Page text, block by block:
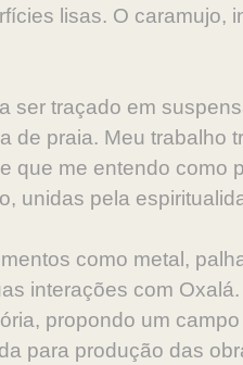
lisas. O caramujo,
ser traçado em
praia. Meu trabalho
que me entendo como
unidas pela
como metal,
interações com
propondo um
para produção das